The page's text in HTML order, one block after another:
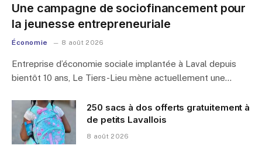
Une campagne de sociofinancement pour
la jeunesse entrepreneuriale
Économie 8 août 2026
Entreprise d’économie sociale implantée à Laval depuis
bientôt 10 ans, Le Tiers-Lieu mène actuellement une…
250 sacs à dos offerts gratuitement à
de petits Lavallois
8 août 2026